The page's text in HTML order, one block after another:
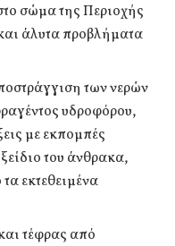
σώμα της Περιοχής
άλυτα προβλήματα
των νερών
υδροφόρου,
με εκπομπές
του άνθρακα,
εκτεθειμένα
τέφρας από